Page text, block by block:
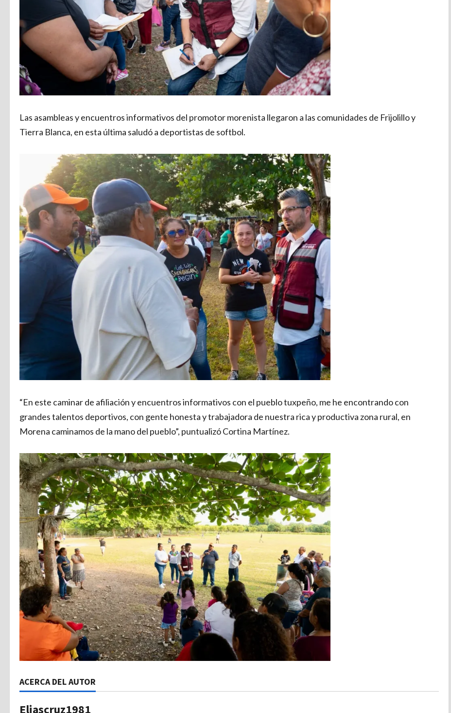
Las asambleas y encuentros informativos del promotor morenista llegaron a las comunidades de Frijolillo y
Tierra Blanca, en esta última saludó a deportistas de softbol.
“En este caminar de afiliación y encuentros informativos con el pueblo tuxpeño, me he encontrando con
grandes talentos deportivos, con gente honesta y trabajadora de nuestra rica y productiva zona rural, en
Morena caminamos de la mano del pueblo”, puntualizó Cortina Martínez.
ACERCA DEL AUTOR
Eliascruz1981